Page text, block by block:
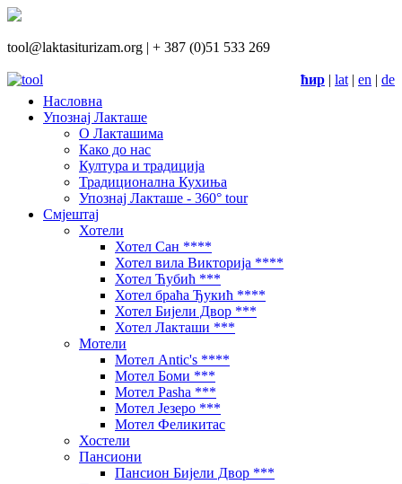
tool@laktasiturizam.org | + 387 (0)51 533 269
ћир | lat | en | de
Насловна
Упознај Лакташе
О Лакташима
Како до нас
Култура и традиција
Традиционална Кухиња
Упознај Лакташе - 360° tour
Смјештај
Хотели
Хотел Сан ****
Хотел вила Викторија ****
Хотел Ћубић ***
Хотел браћа Ђукић ****
Хотел Бијели Двор ***
Хотел Лакташи ***
Мотели
Мотел Antic's ****
Мотел Боми ***
Мотел Pasha ***
Мотел Језеро ***
Мотел Феликитас
Хостели
Пансиони
Пансион Бијели Двор ***